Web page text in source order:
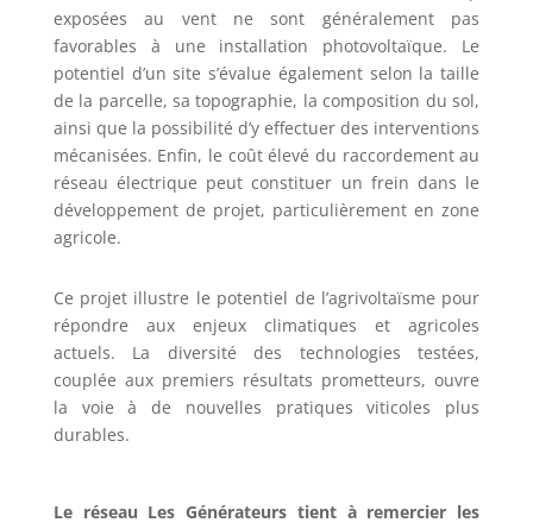
exposées au vent ne sont généralement pas
favorables à une installation photovoltaïque. Le
potentiel d’un site s’évalue également selon la taille
de la parcelle, sa topographie, la composition du sol,
ainsi que la possibilité d’y effectuer des interventions
mécanisées. Enfin, le coût élevé du raccordement au
réseau électrique peut constituer un frein dans le
développement de projet, particulièrement en zone
agricole.
Ce projet illustre le potentiel de l’agrivoltaïsme pour
répondre aux enjeux climatiques et agricoles
actuels. La diversité des technologies testées,
couplée aux premiers résultats prometteurs, ouvre
la voie à de nouvelles pratiques viticoles plus
durables.
Le réseau Les Générateurs tient à remercier les